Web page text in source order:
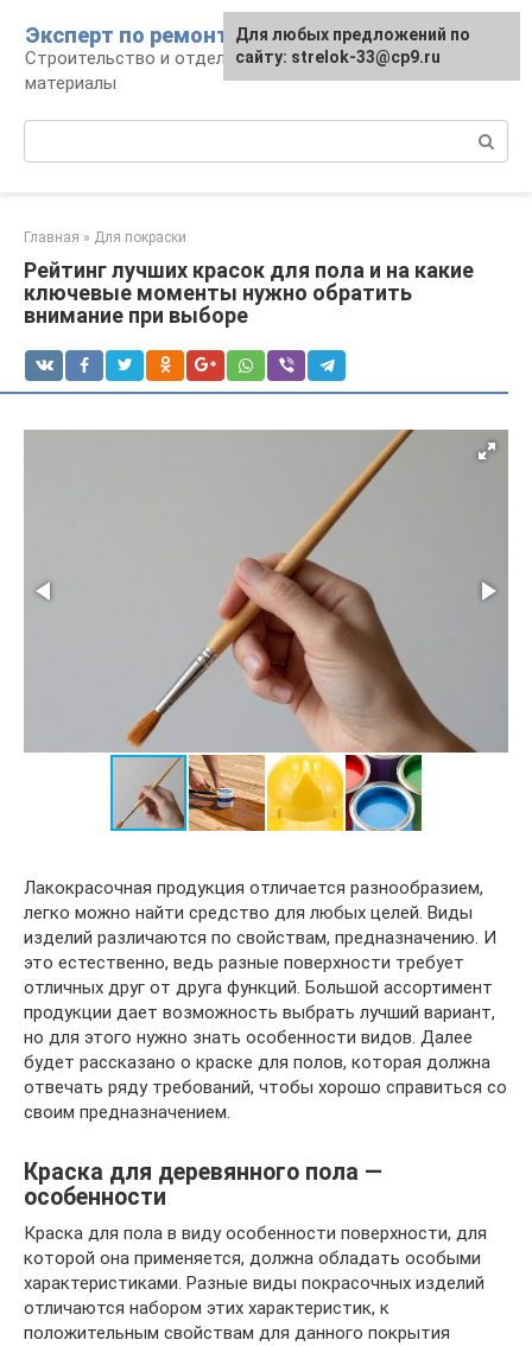
контенту
Эксперт по ремонту
Строительство и отделка: работы и
материалы
Главная » Для покраски
Рейтинг лучших красок для пола и на какие
ключевые моменты нужно обратить
внимание при выборе
Лакокрасочная продукция отличается разнообразием,
легко можно найти средство для любых целей. Виды
изделий различаются по свойствам, предназначению. И
это естественно, ведь разные поверхности требует
отличных друг от друга функций. Большой ассортимент
продукции дает возможность выбрать лучший вариант,
но для этого нужно знать особенности видов. Далее
будет рассказано о краске для полов, которая должна
отвечать ряду требований, чтобы хорошо справиться со
своим предназначением.
Краска для деревянного пола —
особенности
Краска для пола в виду особенности поверхности, для
которой она применяется, должна обладать особыми
характеристиками. Разные виды покрасочных изделий
отличаются набором этих характеристик, к
положительным свойствам для данного покрытия
Для любых предложений по
сайту: strelok-33@cp9.ru
Для любых предложений по
сайту: strelok-33@cp9.ru